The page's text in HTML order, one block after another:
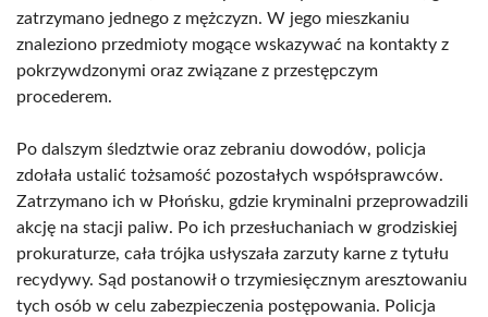
zatrzymano jednego z mężczyzn. W jego mieszkaniu
znaleziono przedmioty mogące wskazywać na kontakty z
pokrzywdzonymi oraz związane z przestępczym
procederem.
Po dalszym śledztwie oraz zebraniu dowodów, policja
zdołała ustalić tożsamość pozostałych współsprawców.
Zatrzymano ich w Płońsku, gdzie kryminalni przeprowadzili
akcję na stacji paliw. Po ich przesłuchaniach w grodziskiej
prokuraturze, cała trójka usłyszała zarzuty karne z tytułu
recydywy. Sąd postanowił o trzymiesięcznym aresztowaniu
tych osób w celu zabezpieczenia postępowania. Policja